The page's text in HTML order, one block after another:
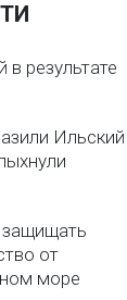
результате
Ильский
от
море